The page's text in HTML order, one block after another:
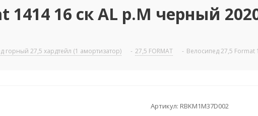
1414 16 ск AL р.M черный
горный 27,5 хардтейл (1 амортизатор) - 27,5 FORMAT - Велосипед 27,5 Format
Артикул: RBKM1M37D002